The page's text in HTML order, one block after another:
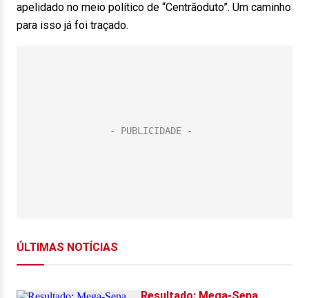
apelidado no meio político de “Centrãoduto”. Um caminho
para isso já foi traçado.